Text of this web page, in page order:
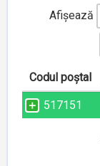
Afișează
Codul poștal
517151